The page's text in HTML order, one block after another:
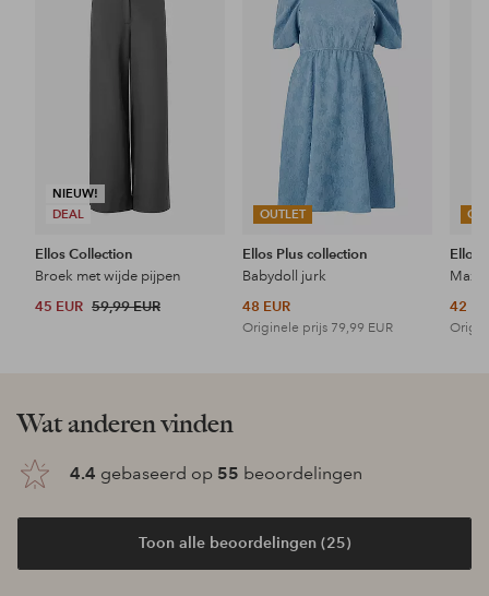
NIEUW!
DEAL
Ellos Collection
Broek met wijde pijpen
45 EUR 59,99 EUR
OUTLET
favorieten
Ellos Plus collection
Babydoll jurk
48 EUR
Originele prijs 79,99 EUR
Ellos
Maxi-
42
Wat anderen vinden
4.4 gebaseerd op 55 beoordelingen
Toon alle beoordelingen (25)